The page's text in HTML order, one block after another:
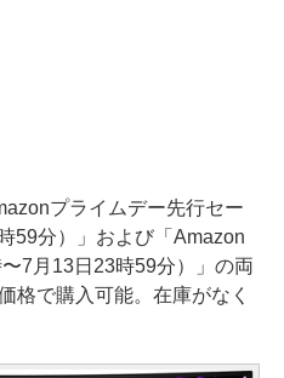
プライムデー先行セー
59分）」および「Amazon
7月13日23時59分）」の両
格で購入可能。在庫がなく